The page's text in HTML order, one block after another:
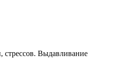
стрессов. Выдавливание